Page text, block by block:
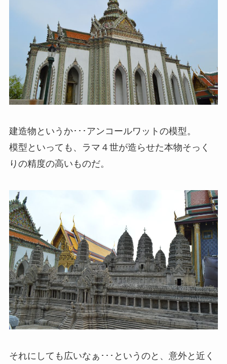
建造物というか･･･アンコールワットの模型。
模型といっても、ラマ４世が造らせた本物そっく
りの精度の高いものだ。
それにしても広いなぁ･･･というのと、意外と近く